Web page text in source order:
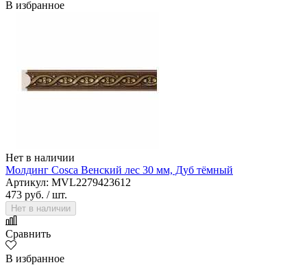
В избранное
Нет в наличии
Молдинг Cosca Венский лес 30 мм, Дуб тёмный
Артикул: MVL2279423612
473 руб. / шт.
Нет в наличии
Сравнить
В избранное